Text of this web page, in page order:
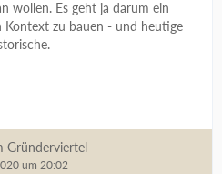
wollen. Es geht ja darum ein
Kontext zu bauen - und heutige
Gründerviertel
um 20:02